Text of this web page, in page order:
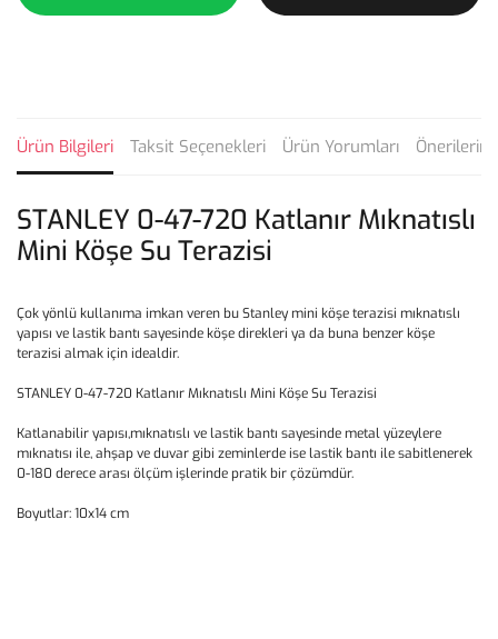
Ürün Bilgileri Taksit Seçenekleri Ürün Yorumları
STANLEY 0-47-720 Katlanır Mıknatıslı
Mini Köşe Su Terazisi
Çok yönlü kullanıma imkan veren bu Stanley mini köşe terazisi mıknatıslı
yapısı ve lastik bantı sayesinde köşe direkleri ya da buna benzer köşe
terazisi almak için idealdir.
STANLEY 0-47-720 Katlanır Mıknatıslı Mini Köşe Su Terazisi
Katlanabilir yapısı,mıknatıslı ve lastik bantı sayesinde metal yüzeylere
mıknatısı ile, ahşap ve duvar gibi zeminlerde ise lastik bantı ile sabitlenerek
0-180 derece arası ölçüm işlerinde pratik bir çözümdür.
Boyutlar: 10x14 cm